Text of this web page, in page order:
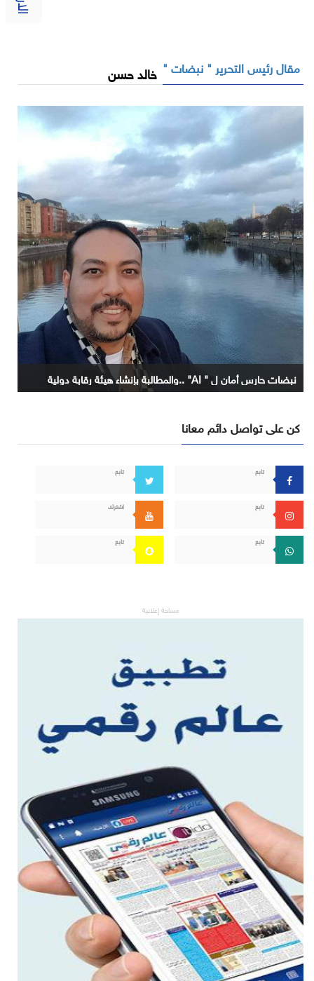
مقال رئيس التحرير " نبضات " خالد حسن
نبضات حارس أمان ل " AI" ..والمطالبة بإنشاء هيئة رقابة دولية
كن على تواصل دائم معانا
تابع تابع
تابع اشترك
تابع تابع
مساحة إعلانية